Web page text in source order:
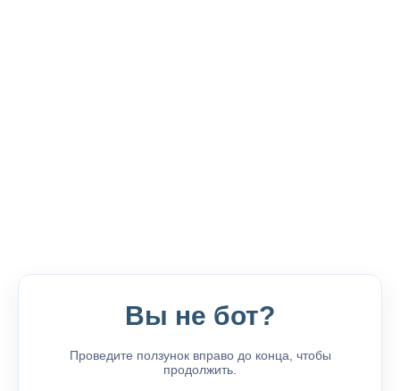
Вы не бот?
Проведите ползунок вправо до конца, чтобы
продолжить.